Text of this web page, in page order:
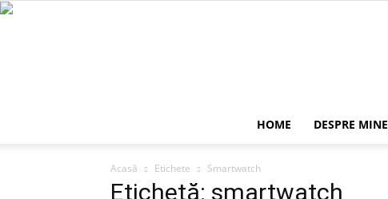
HOME DESPRE MINE
Acasă Etichete Smartwatch
Etichetă: smartwatch